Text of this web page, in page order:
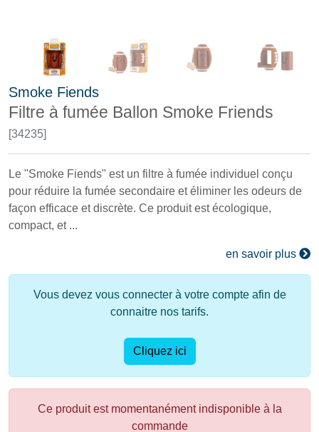
Smoke Fiends
Filtre à fumée Ballon Smoke Friends
[34235]
Le "Smoke Fiends" est un filtre à fumée individuel conçu
pour réduire la fumée secondaire et éliminer les odeurs de
façon efficace et discrète. Ce produit est écologique,
compact, et ...
en savoir plus
Vous devez vous connecter à votre compte afin de
connaitre nos tarifs.
Cliquez ici
Ce produit est momentanément indisponible à la
commande